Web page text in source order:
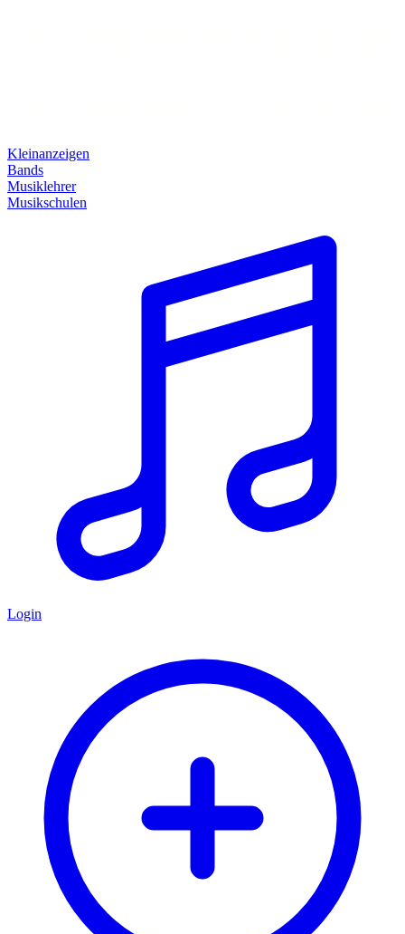
Kleinanzeigen
Bands
Musiklehrer
Musikschulen
Login